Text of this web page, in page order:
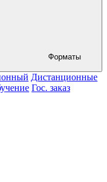
Дистанционные
Гос. заказ